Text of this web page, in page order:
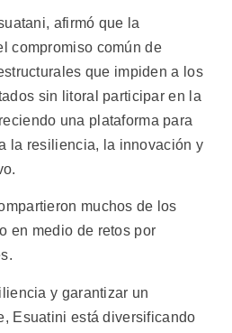
afirmó que la
compromiso común de
que impiden a los
sin litoral participar en la
una plataforma para
la resiliencia, la innovación y
muchos de los
en medio de retos por
y garantizar un
Esuatini está diversificando